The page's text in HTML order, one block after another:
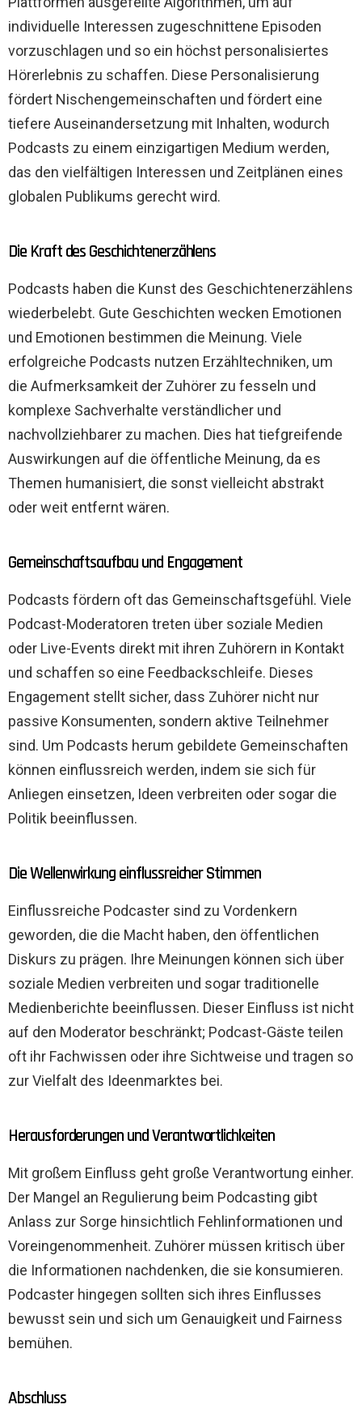
individuelle Interessen zugeschnittene Episoden
vorzuschlagen und so ein höchst personalisiertes
Hörerlebnis zu schaffen. Diese Personalisierung
fördert Nischengemeinschaften und fördert eine
tiefere Auseinandersetzung mit Inhalten, wodurch
Podcasts zu einem einzigartigen Medium werden,
das den vielfältigen Interessen und Zeitplänen eines
globalen Publikums gerecht wird.
Die Kraft des Geschichtenerzählens
Podcasts haben die Kunst des Geschichtenerzählens
wiederbelebt. Gute Geschichten wecken Emotionen
und Emotionen bestimmen die Meinung. Viele
erfolgreiche Podcasts nutzen Erzähltechniken, um
die Aufmerksamkeit der Zuhörer zu fesseln und
komplexe Sachverhalte verständlicher und
nachvollziehbarer zu machen. Dies hat tiefgreifende
Auswirkungen auf die öffentliche Meinung, da es
Themen humanisiert, die sonst vielleicht abstrakt
oder weit entfernt wären.
Gemeinschaftsaufbau und Engagement
Podcasts fördern oft das Gemeinschaftsgefühl. Viele
Podcast-Moderatoren treten über soziale Medien
oder Live-Events direkt mit ihren Zuhörern in Kontakt
und schaffen so eine Feedbackschleife. Dieses
Engagement stellt sicher, dass Zuhörer nicht nur
passive Konsumenten, sondern aktive Teilnehmer
sind. Um Podcasts herum gebildete Gemeinschaften
können einflussreich werden, indem sie sich für
Anliegen einsetzen, Ideen verbreiten oder sogar die
Politik beeinflussen.
Die Wellenwirkung einflussreicher Stimmen
Einflussreiche Podcaster sind zu Vordenkern
geworden, die die Macht haben, den öffentlichen
Diskurs zu prägen. Ihre Meinungen können sich über
soziale Medien verbreiten und sogar traditionelle
Medienberichte beeinflussen. Dieser Einfluss ist nicht
auf den Moderator beschränkt; Podcast-Gäste teilen
oft ihr Fachwissen oder ihre Sichtweise und tragen so
zur Vielfalt des Ideenmarktes bei.
Herausforderungen und Verantwortlichkeiten
Mit großem Einfluss geht große Verantwortung einher.
Der Mangel an Regulierung beim Podcasting gibt
Anlass zur Sorge hinsichtlich Fehlinformationen und
Voreingenommenheit. Zuhörer müssen kritisch über
die Informationen nachdenken, die sie konsumieren.
Podcaster hingegen sollten sich ihres Einflusses
bewusst sein und sich um Genauigkeit und Fairness
bemühen.
Abschluss